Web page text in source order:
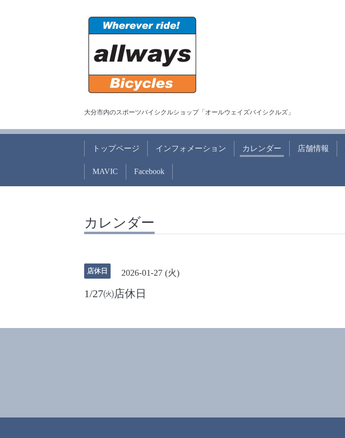
大分市内のスポーツバイシクルショップ「オールウェイズバイシクルズ」
トップページ インフォメーション カレンダー 店舗情報
MAVIC Facebook
カレンダー
店休日 2026-01-27 (火)
1/27㈫店休日